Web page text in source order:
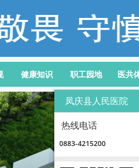
健康知识 职工园地 医共
凤庆县人民医院
热线电话
0883-4215200